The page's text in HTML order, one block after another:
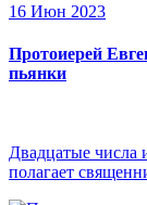
16 Июн 2023
Протоиерей
пьянки
Двадцатые числа
полагает